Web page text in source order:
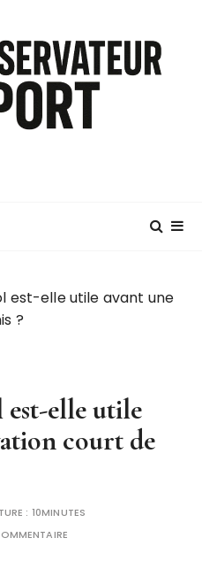
est-elle utile avant une
?
est-elle utile
court de
: 10MINUTES